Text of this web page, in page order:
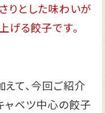
りとした味わいが
げる餃子です。
えて、今回ご紹介
ャベツ中心の餃子